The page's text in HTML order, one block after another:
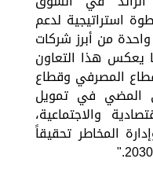
استراتيجية لدعم
من أبرز شركات
يعكس هذا التعاون
المصرفي وقطاع
المضي في تمويل
والاجتماعية،
المخاطر تحقيقاً